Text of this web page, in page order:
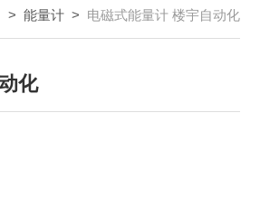
> 能量计 > 电磁式能量计 楼宇自动化
化